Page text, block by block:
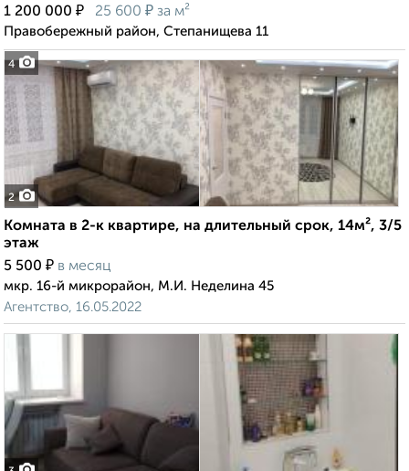
4
1 200 000 ₽ 25 600 ₽ за м²
Правобережный район, Степанищева 11
2
Комната в 2-к квартире, на длительный срок, 14м², 3/5
этаж
5 500 ₽ в месяц
мкр. 16-й микрорайон, М.И. Неделина 45
Агентство, 16.05.2022